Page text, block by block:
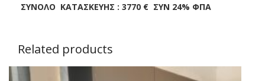
ΣΥΝΟΛΟ ΚΑΤΑΣΚΕΥΗΣ : 3770 € ΣΥΝ 24% ΦΠΑ
Related products